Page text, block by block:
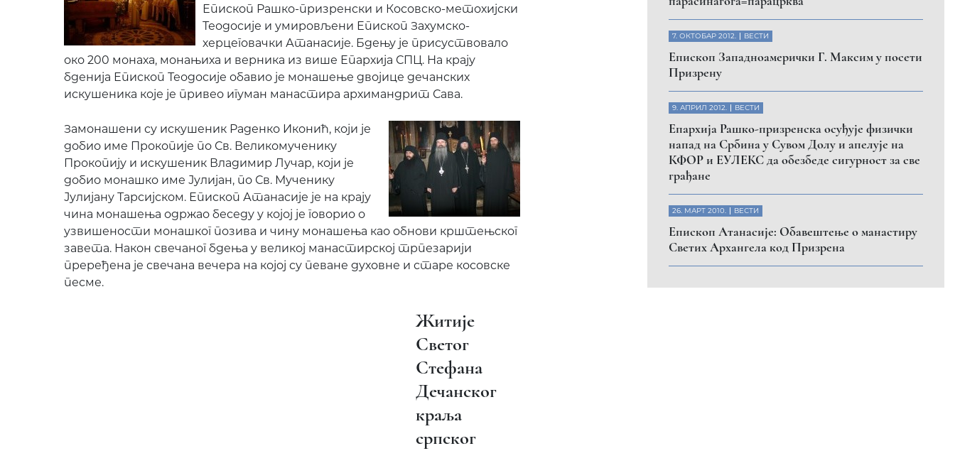
Епископ Рашко-призренски и Косовско-метохијски
Теодосије и умировљени Епископ Захумско-
херцеговачки Атанасије. Бдењу је присуствовало
око 200 монаха, монањиха и верника из више Епархија СПЦ. На крају
бденија Епископ Теодосије обавио је монашење двојице дечанских
искушеника које је привео игуман манастира архимандрит Сава.
Замонашени су искушеник Раденко Иконић, који је
добио име Прокопије по Св. Великомученику
Прокопију и искушеник Владимир Лучар, који је
добио монашко име Јулијан, по Св. Мученику
Јулијану Тарсијском. Епископ Атанасије је на крају
чина монашења одржао беседу у којој је говорио о
узвишености монашког позива и чину монашења као обнови крштењског
завета. Након свечаног бдења у великој манастирској трпезарији
преређена је свечана вечера на којој су певане духовне и старе косовске
песме.
Житије
Светог
Стефана
Дечанског
краља
српског